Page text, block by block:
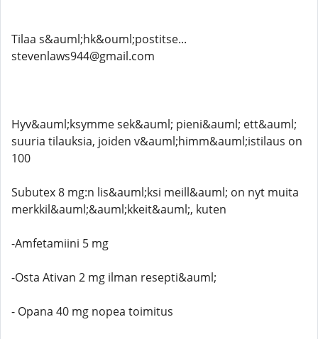
Tilaa s&auml;hk&ouml;postitse...
stevenlaws944@gmail.com
Hyv&auml;ksymme sek&auml; pieni&auml; ett&auml;
suuria tilauksia, joiden v&auml;himm&auml;istilaus on
100
Subutex 8 mg:n lis&auml;ksi meill&auml; on nyt muita
merkkil&auml;&auml;kkeit&auml;, kuten
-Amfetamiini 5 mg
-Osta Ativan 2 mg ilman resepti&auml;
- Opana 40 mg nopea toimitus